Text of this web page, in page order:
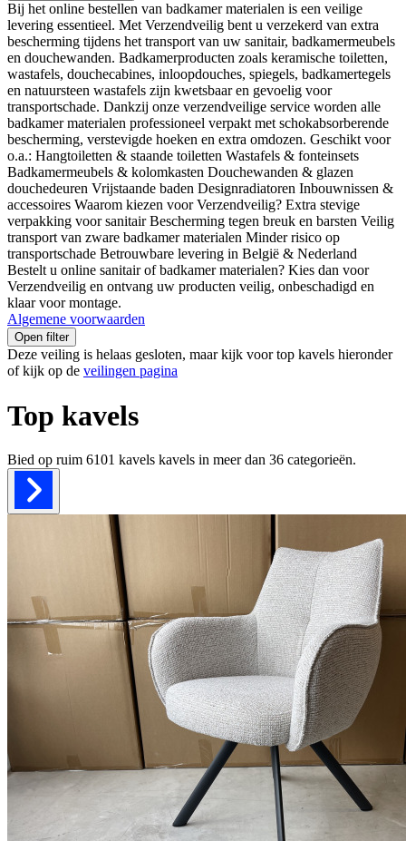
Bij het online bestellen van badkamer materialen is een veilige
levering essentieel. Met Verzendveilig bent u verzekerd van extra
bescherming tijdens het transport van uw sanitair, badkamermeubels
en douchewanden. Badkamerproducten zoals keramische toiletten,
wastafels, douchecabines, inloopdouches, spiegels, badkamertegels
en natuursteen wastafels zijn kwetsbaar en gevoelig voor
transportschade. Dankzij onze verzendveilige service worden alle
badkamer materialen professioneel verpakt met schokabsorberende
bescherming, verstevigde hoeken en extra omdozen. Geschikt voor
o.a.: Hangtoiletten & staande toiletten Wastafels & fonteinsets
Badkamermeubels & kolomkasten Douchewanden & glazen
douchedeuren Vrijstaande baden Designradiatoren Inbouwnissen &
accessoires Waarom kiezen voor Verzendveilig? Extra stevige
verpakking voor sanitair Bescherming tegen breuk en barsten Veilig
transport van zware badkamer materialen Minder risico op
transportschade Betrouwbare levering in België & Nederland
Bestelt u online sanitair of badkamer materialen? Kies dan voor
Verzendveilig en ontvang uw producten veilig, onbeschadigd en
klaar voor montage.
Algemene voorwaarden
Open filter
Deze veiling is helaas gesloten, maar kijk voor top kavels hieronder
of kijk op de veilingen pagina
Top kavels
Bied op ruim 6101 kavels kavels in meer dan 36 categorieën.